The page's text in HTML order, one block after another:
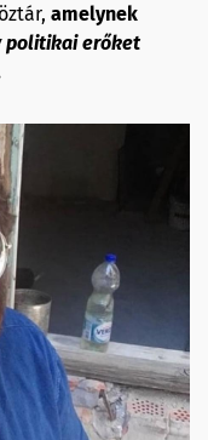
amelynek
politikai erőket